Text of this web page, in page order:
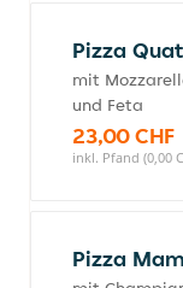
Pizza
mit
und Feta
23,00 CHF
inkl. Pfand (0,00
Pizza